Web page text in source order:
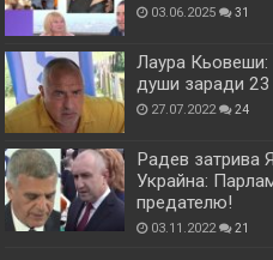
03.06.2025 31
Лаура
души заради 23
27.07.2022 24
Радев затрива
Украйна:
предателю!
03.11.2022 21